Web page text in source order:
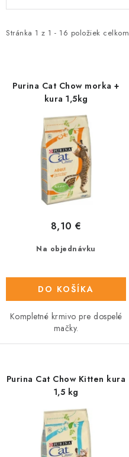
GELOREN KĽBOVÁ VÝŽIVA
i
Stránka 1 z 1 - 16 položiek celkom
e
ePurina Cat Chow morka +
kura 1,5kg
Na objednávku
8,10 €
DO KOŠÍKA
Kompletné krmivo pre dospelé
mačky.
Purina Cat Chow Kitten kura
1,5 kg